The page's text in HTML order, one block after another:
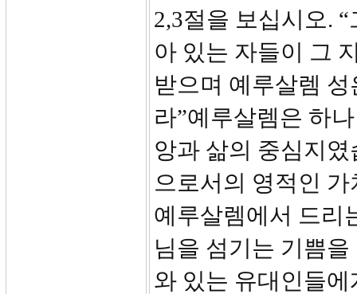
2,3절을 보십시오.
아 있는 자들이 그
받으며 예루살렘
라”예루살렘은 하
앙과 삶의 중심지
으로서의 영적인
예루살렘에서 드리
님을 섬기는 기쁨
와 있는 유대인들